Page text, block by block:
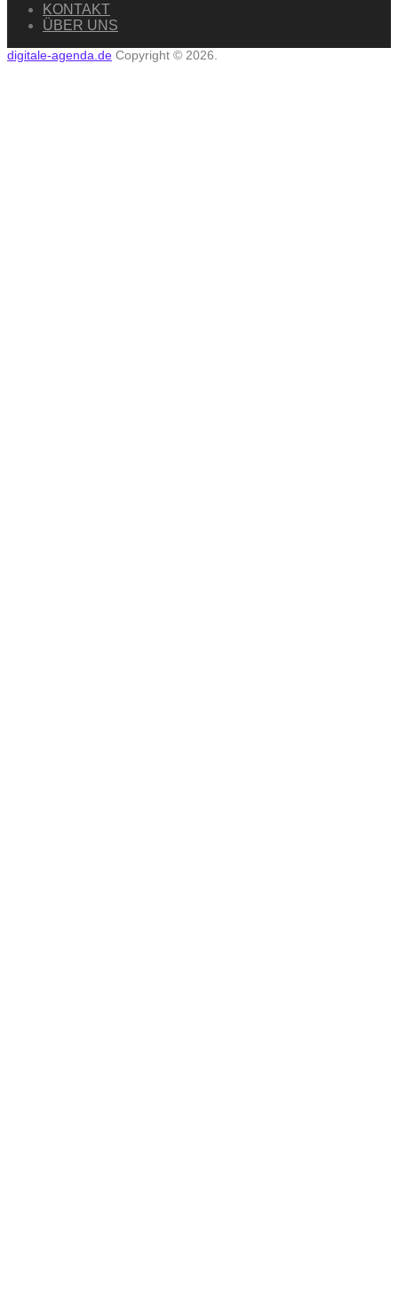
KONTAKT
ÜBER UNS
digitale-agenda.de Copyright © 2026.